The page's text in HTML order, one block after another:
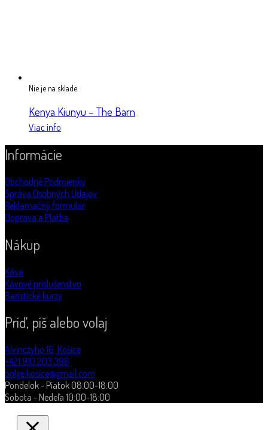
Nie je na sklade
Kenya Kiunyu – The Barn
Viac info
Informácie
Obchodné Podmienky
Správa Osobných Údajov
Reklamačný formulár
Doprava a Platba
Nákup
Káva
Kávové príslušenstvo
Baristické kurzy
Príď, píš alebo volaj
Alvinczyho 16, Košice
+421 910 203 396
bolge.kosice@gmail.com
Pondelok - Piatok 08:00-18:00
Sobota - Nedeľa 10:00-18:00